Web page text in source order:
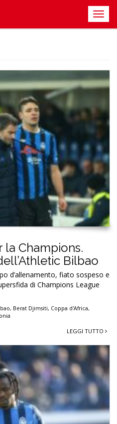
la Champions.
Bilbao
d’allenamento, fiato sospeso e
di Champions League
, Berat Djimsiti, Coppa d'Africa,
LEGGI TUTTO